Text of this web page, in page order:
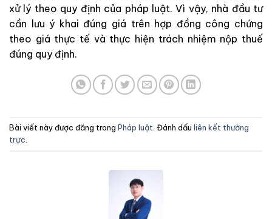
xử lý theo quy định của pháp luật. Vì vậy, nhà đầu tư
cần lưu ý khai đúng giá trên hợp đồng công chứng
theo giá thực tế và thực hiện trách nhiệm nộp thuế
đúng quy định.
Bài viết này được đăng trong Pháp luật. Đánh dấu liên kết thường
trực.